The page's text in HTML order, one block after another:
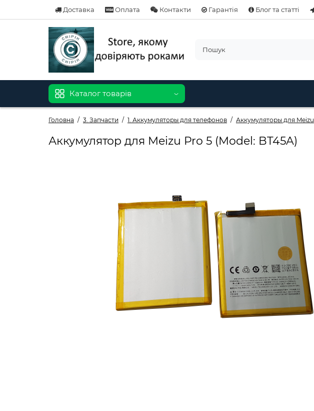
Доставка Оплата Контакти Гарантія Блог та статті
Каталог товарів
Головна 3. Запчасти 1. Аккумуляторы для телефонов Аккумуляторы для Meizu
Аккумулятор для Meizu Pro 5 (Model: BT45A)